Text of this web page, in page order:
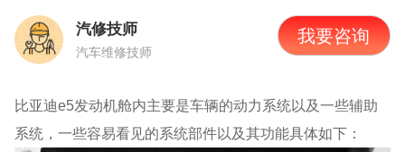
汽修技师
汽车维修技师
我要咨询
比亚迪e5发动机舱内主要是车辆的动力系统以及一些辅助
系统，一些容易看见的系统部件以及其功能具体如下：